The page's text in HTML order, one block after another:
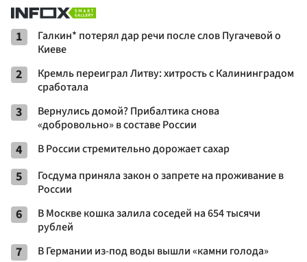
1
Галкин* потерял дар речи после слов Пугачевой о
Киеве
2
Кремль переиграл Литву: хитрость с Калининградом
сработала
3
Вернулись домой? Прибалтика снова
«добровольно» в составе России
4 В России стремительно дорожает сахар
5
Госдума приняла закон о запрете на проживание в
России
6
В Москве кошка залила соседей на 654 тысячи
рублей
7 В Германии из-под воды вышли «камни голода»